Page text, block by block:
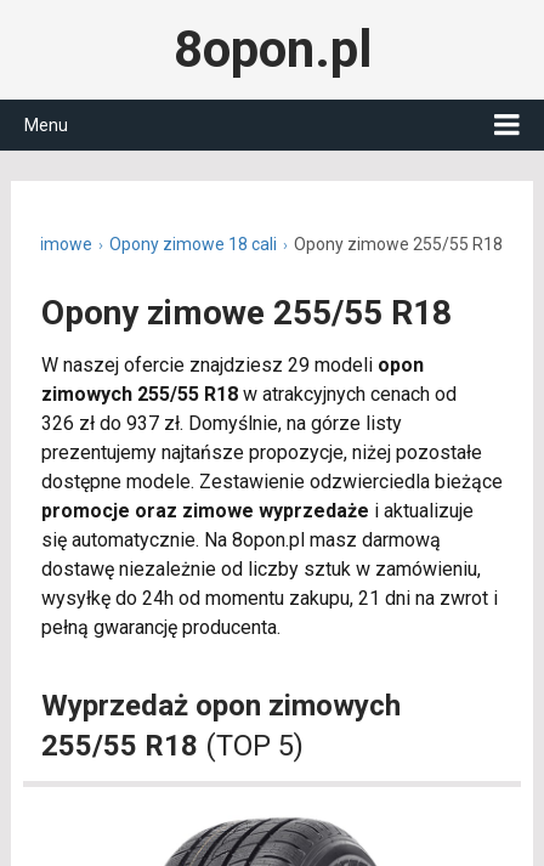
8opon.pl
Menu
zimowe Opony zimowe 18 cali Opony zimowe 255/55 R18
Opony zimowe 255/55 R18
W naszej ofercie znajdziesz 29 modeli opon
zimowych 255/55 R18w atrakcyjnych cenach od
326 zł do 937 zł. Domyślnie, na górze listy
prezentujemy najtańsze propozycje, niżej pozostałe
dostępne modele. Zestawienie odzwierciedla bieżące
promocje oraz zimowe wyprzedaże i aktualizuje
się automatycznie. Na 8opon.pl masz darmową
dostawę niezależnie od liczby sztuk w zamówieniu,
wysyłkę do 24h od momentu zakupu, 21 dni na zwrot i
pełną gwarancję producenta.
Wyprzedaż opon zimowych
255/55 R18 (TOP 5)